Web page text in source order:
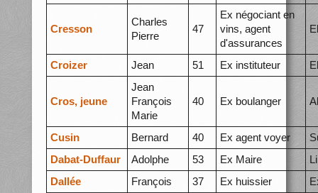
Cresson
Charles
Pierre
47
Ex négociant en
vins, agent
d'assurances
Croizer Jean 51 Ex instituteur
Cros, jeune
Jean
François
Marie
40 Ex boulanger
Cusin Bernard 40 Ex agent voyer
Dabat-Duffaur
Adolphe 53 Ex Maire
Dallée
François 37 Ex huissier